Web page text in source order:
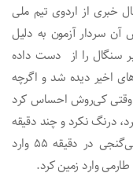
خبری از اردوی تیم ملی
آن سردار آزمون به دلیل
سنگال را از دست داده
اخیر دیده شد و اگرچه
وقتی کی‌روش احساس کرد
درنگ نکرد و چند دقیقه
پس از گل سنگال که با اشتباه مرتضی پورعلی‌گنجی در دقیقه 55 وارد
وارد زمین کرد.